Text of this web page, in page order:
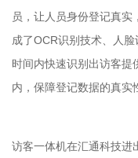
员，让人员身份登记真
成了OCR识别技术、人
时间内快速识别出访客提
内，保障登记数据的真实
访客一体机在汇通科技进